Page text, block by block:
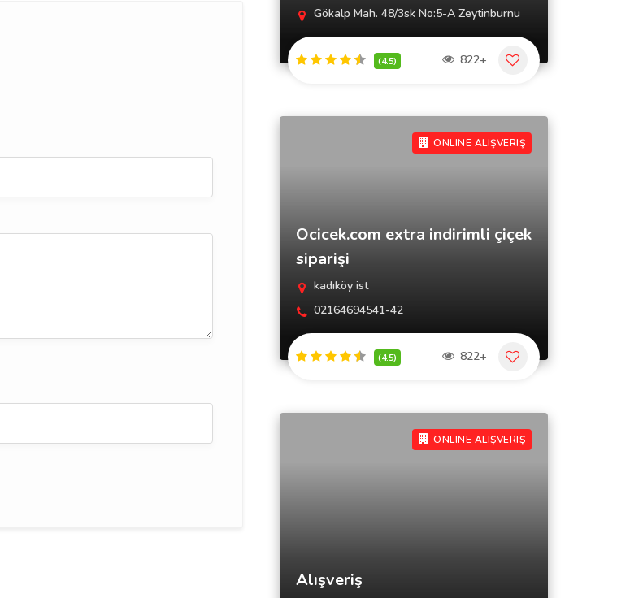
Gökalp Mah. 48/3sk No:5-A Zeytinburnu
(4.5) 822+
ONLINE ALIŞVERIŞ
Ocicek.com extra indirimli çiçek
siparişi
kadıköy ist
02164694541-42
(4.5) 822+
ONLINE ALIŞVERIŞ
Alışveriş